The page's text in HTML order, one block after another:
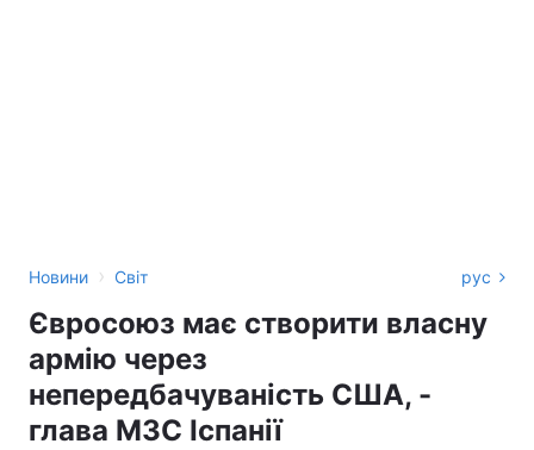
Новини › Світ рус
Євросоюз має створити власну
армію через
непередбачуваність США, -
глава МЗС Іспанії